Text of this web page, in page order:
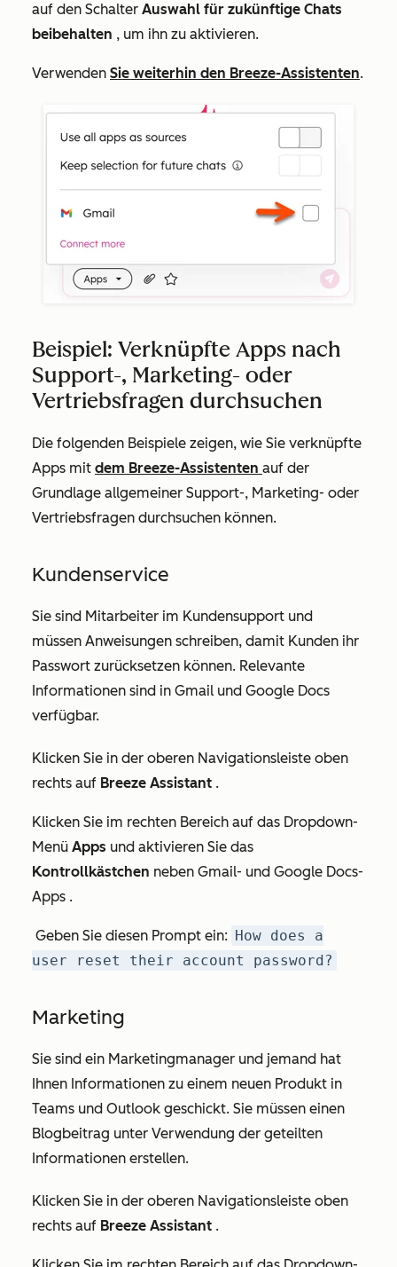
auf den Schalter Auswahl für zukünftige Chats
beibehalten , um ihn zu aktivieren.
Verwenden Sie weiterhin den Breeze-Assistenten.
Beispiel: Verknüpfte Apps nach
Support-, Marketing- oder
Vertriebsfragen durchsuchen
Die folgenden Beispiele zeigen, wie Sie verknüpfte
Apps mit dem Breeze-Assistenten auf der
Grundlage allgemeiner Support-, Marketing- oder
Vertriebsfragen durchsuchen können.
Kundenservice
Sie sind Mitarbeiter im Kundensupport und
müssen Anweisungen schreiben, damit Kunden ihr
Passwort zurücksetzen können. Relevante
Informationen sind in Gmail und Google Docs
verfügbar.
Klicken Sie in der oberen Navigationsleiste oben
rechts auf Breeze Assistant .
Klicken Sie im rechten Bereich auf das Dropdown-
Menü Apps und aktivieren Sie das
Kontrollkästchen neben Gmail- und Google Docs-
Apps .
Geben Sie diesen Prompt ein: How does a
user reset their account password?
Marketing
Sie sind ein Marketingmanager und jemand hat
Ihnen Informationen zu einem neuen Produkt in
Teams und Outlook geschickt. Sie müssen einen
Blogbeitrag unter Verwendung der geteilten
Informationen erstellen.
Klicken Sie in der oberen Navigationsleiste oben
rechts auf Breeze Assistant .